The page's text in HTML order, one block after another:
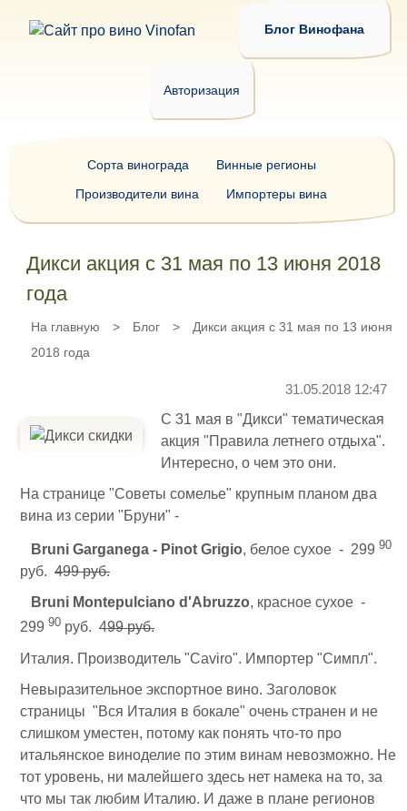
Блог Винофана
Авторизация
Дикси акция с 31 мая по 13 июня 2018
года
На главную > Блог >
Дикси акция с 31 мая по 13 июня
2018 года
31.05.2018 12:47
С 31 мая в "Дикси" тематическая
акция "Правила летнего отдыха".
Интересно, о чем это они.
На странице "Советы сомелье" крупным планом два
вина из серии "Бруни" -
Bruni Garganega - Pinot Grigio, белое сухое - 299 90
руб. 499 руб.
Bruni Montepulciano d'Abruzzo, красное сухое -
299 90 руб. 499 руб.
Италия. Производитель "Caviro". Импортер "Симпл".
Невыразительное экспортное вино. Заголовок
страницы "Вся Италия в бокале" очень странен и не
слишком уместен, потому как понять что-то про
итальянское виноделие по этим винам невозможно. Не
тот уровень, ни малейшего здесь нет намека на то, за
что мы так любим Италию. И даже в плане регионов
Сорта винограда
Винные регионы
Производители вина
Импортеры вина